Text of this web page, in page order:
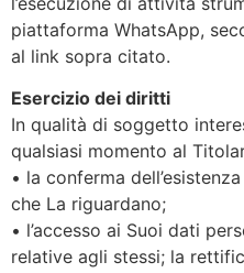
piattaforma WhatsApp,
al link sopra citato.
Esercizio dei diritti
In qualità di soggetto
qualsiasi momento al
• la conferma
che La riguardano;
• l’accesso ai Suoi dati
relative agli stessi; la